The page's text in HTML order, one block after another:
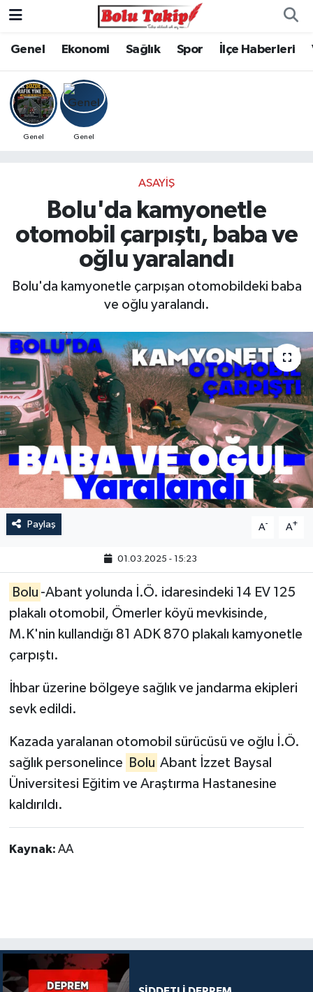
Genel Ekonomi Sağlık Spor İlçe Haberleri
Genel Genel
ASAYIŞ
Bolu'da kamyonetle
otomobil çarpıştı, baba ve
oğlu yaralandı
Bolu'da kamyonetle çarpışan otomobildeki baba
ve oğlu yaralandı.
Paylaş A- A+
01.03.2025 - 15:23
Bolu -Abant yolunda İ.Ö. idaresindeki 14 EV 125
plakalı otomobil, Ömerler köyü mevkisinde,
M.K'nin kullandığı 81 ADK 870 plakalı kamyonetle
çarpıştı.
İhbar üzerine bölgeye sağlık ve jandarma ekipleri
sevk edildi.
Kazada yaralanan otomobil sürücüsü ve oğlu İ.Ö.
sağlık personelince
Bolu Abant İzzet Baysal
Üniversitesi Eğitim ve Araştırma Hastanesine
kaldırıldı.
Kaynak: AA